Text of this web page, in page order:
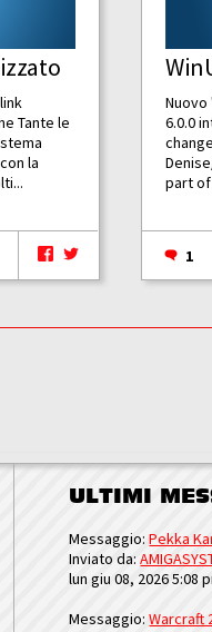
Tante le
la
Nuovo
6.0.0
part of
1
ULTIMI
Messaggio:Pekka
Inviato da:
lun giu 08, 2026 5:08
Messaggio:Warcraft